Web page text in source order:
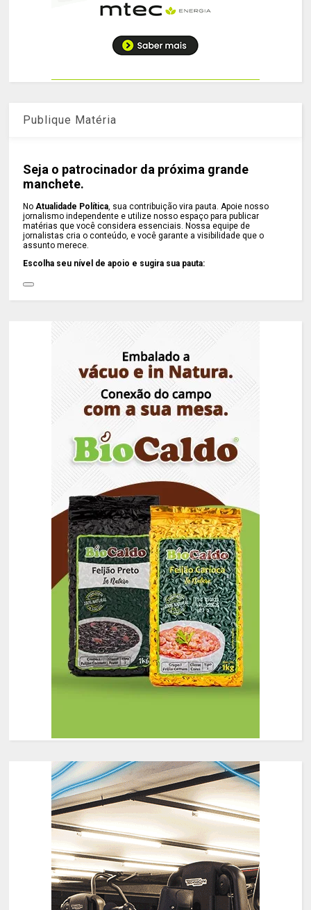
Publique Matéria
Seja o patrocinador da próxima grande
manchete.
NoAtualidade Política, sua contribuição vira pauta. Apoie nosso
jornalismo independente e utilize nosso espaço para publicar
matérias que você considera essenciais. Nossa equipe de
jornalistas cria o conteúdo, e você garante a visibilidade que o
assunto merece.
Escolha seu nível de apoio e sugira sua pauta: